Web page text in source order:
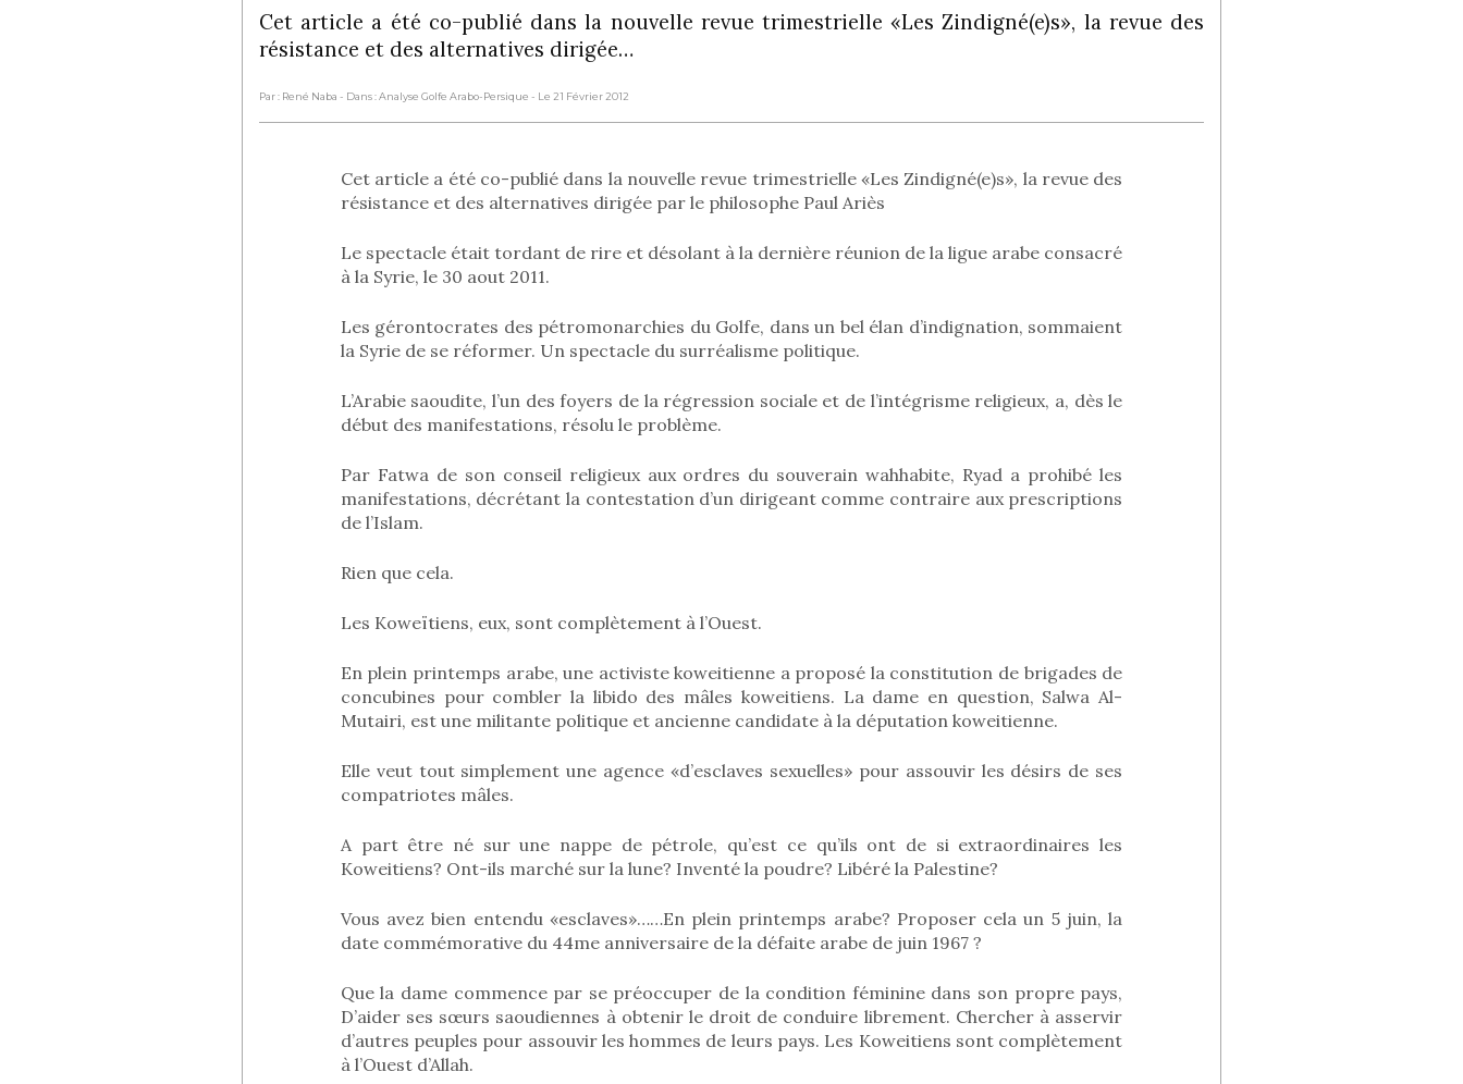
Cet article a été co-publié dans la nouvelle revue trimestrielle «Les Zindigné(e)s», la revue des
résistance et des alternatives dirigée…
Par : René Naba - Dans : Analyse Golfe Arabo-Persique - Le 21 Février 2012
Cet article a été co-publié dans la nouvelle revue trimestrielle «Les Zindigné(e)s», la revue des
résistance et des alternatives dirigée par le philosophe Paul Ariès
Le spectacle était tordant de rire et désolant à la dernière réunion de la ligue arabe consacré
à la Syrie, le 30 aout 2011.
Les gérontocrates des pétromonarchies du Golfe, dans un bel élan d’indignation, sommaient
la Syrie de se réformer. Un spectacle du surréalisme politique.
L’Arabie saoudite, l’un des foyers de la régression sociale et de l’intégrisme religieux, a, dès le
début des manifestations, résolu le problème.
Par Fatwa de son conseil religieux aux ordres du souverain wahhabite, Ryad a prohibé les
manifestations, décrétant la contestation d’un dirigeant comme contraire aux prescriptions
de l’Islam.
Rien que cela.
Les Koweïtiens, eux, sont complètement à l’Ouest.
En plein printemps arabe, une activiste koweitienne a proposé la constitution de brigades de
concubines pour combler la libido des mâles koweitiens. La dame en question, Salwa Al-
Mutairi, est une militante politique et ancienne candidate à la députation koweitienne.
Elle veut tout simplement une agence «d’esclaves sexuelles» pour assouvir les désirs de ses
compatriotes mâles.
A part être né sur une nappe de pétrole, qu’est ce qu’ils ont de si extraordinaires les
Koweitiens? Ont-ils marché sur la lune? Inventé la poudre? Libéré la Palestine?
Vous avez bien entendu «esclaves»……En plein printemps arabe? Proposer cela un 5 juin, la
date commémorative du 44me anniversaire de la défaite arabe de juin 1967 ?
Que la dame commence par se préoccuper de la condition féminine dans son propre pays,
D’aider ses sœurs saoudiennes à obtenir le droit de conduire librement. Chercher à asservir
d’autres peuples pour assouvir les hommes de leurs pays. Les Koweitiens sont complètement
à l’Ouest d’Allah.